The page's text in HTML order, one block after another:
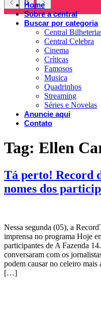
Home
Sobre a central
Buscar por categoria
Central
Central Celebra
Cinema
Críticas
Famosos
Musica
Quadrinhos
Streaming
Séries e Novelas
Anuncie aqui
Contato
Tag: Ellen
Tá perto! Record
nomes dos
Nessa segunda (05), a
imprensa no programa Hoje
participantes de A Fazenda
conversaram com os
podem causar no celeiro
[…]